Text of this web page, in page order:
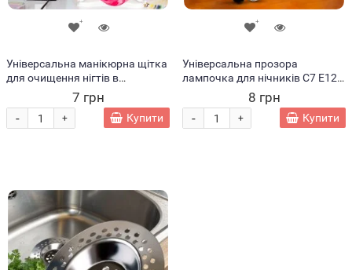
Універсальна манікюрна щітка
для очищення нігтів в
7 грн
+
- Купити
Універсальна прозора
лампочка для нічників C7 E12
8 грн
+
- Купити